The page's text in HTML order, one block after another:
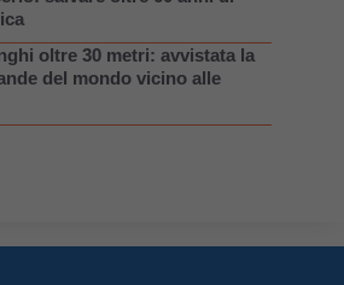
oltre 30 metri: avvistata la
del mondo vicino alle